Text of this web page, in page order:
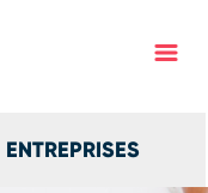
ENTREPRISES